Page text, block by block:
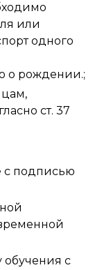
или
одного
о рождении.;
ст. 37
с подписью
обучения с